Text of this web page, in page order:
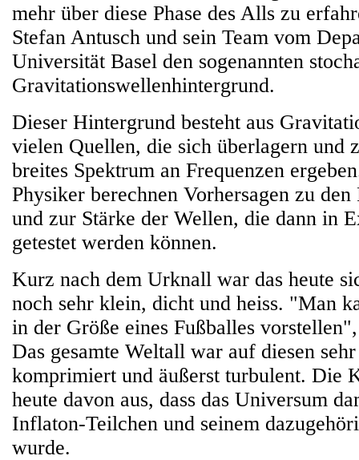
mehr über diese Phase des Alls zu
Stefan Antusch und sein Team vom
Universität Basel den sogenannten
Gravitationswellenhintergrund.
Dieser Hintergrund besteht aus
vielen Quellen, die sich überlagern und
breites Spektrum an Frequenzen
Physiker berechnen Vorhersagen zu
und zur Stärke der Wellen, die dann in
getestet werden können.
Kurz nach dem Urknall war das heute
noch sehr klein, dicht und heiss. "Man
in der Größe eines Fußballes
Das gesamte Weltall war auf diesen
komprimiert und äußerst turbulent. Die
heute davon aus, dass das Universum
Inflaton-Teilchen und seinem
wurde.